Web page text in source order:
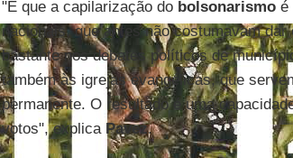
"É que a capilarização do bolsonarismoé
nacionais, que antes não costumavam
bastante nos debates políticos de
também às igrejas evangélicas, que
permanente. O resultado é uma
votos", explica Pavez.